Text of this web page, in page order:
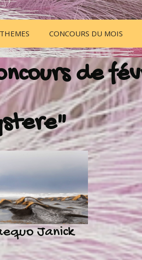
THEMES CONCOURS DU MOIS
de
Janick